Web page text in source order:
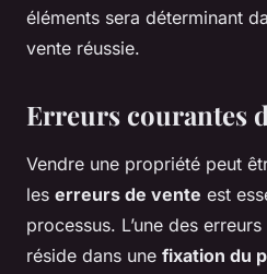
éléments sera déterminant
vente réussie.
Erreurs courantes
Vendre une propriété peut
les erreurs de vente est
processus. L’une des
réside dans une fixation du